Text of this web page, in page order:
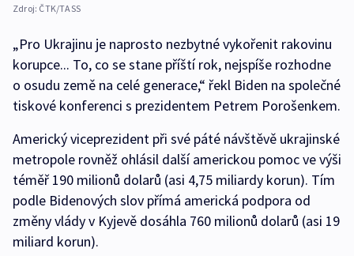
Zdroj: ČTK/TASS
„Pro Ukrajinu je naprosto nezbytné vykořenit rakovinu
korupce... To, co se stane příští rok, nejspíše rozhodne
o osudu země na celé generace,“ řekl Biden na společné
tiskové konferenci s prezidentem Petrem Porošenkem.
Americký viceprezident při své páté návštěvě ukrajinské
metropole rovněž ohlásil další americkou pomoc ve výši
téměř 190 milionů dolarů (asi 4,75 miliardy korun). Tím
podle Bidenových slov přímá americká podpora od
změny vlády v Kyjevě dosáhla 760 milionů dolarů (asi 19
miliard korun).